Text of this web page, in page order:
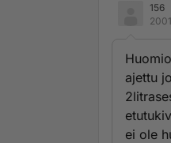
156
ajettu
ei ole